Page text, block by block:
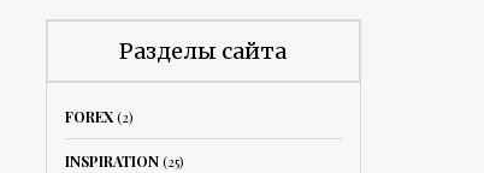
Разделы сайта
FOREX(2)
INSPIRATION(25)